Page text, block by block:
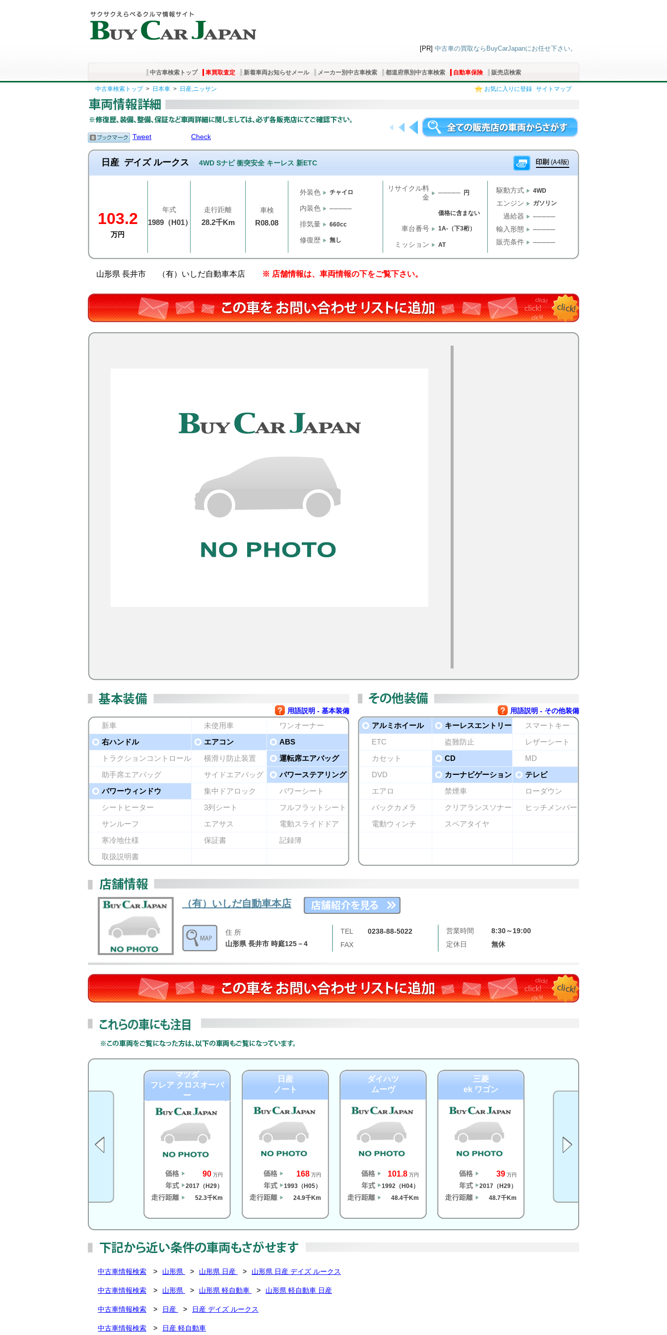
[PR] 中古車の買取ならBuyCarJapanにお任せ下さい。
中古車検索トップ 車買取査定 新着車両お知らせメール メーカー別中古車検索 都道府県別中古車検索 自動車保険 販売店検索
お気に入りに登録 サイトマップ
中古車検索トップ> 日本車 > 日産,ニッサン
Tweet Check
日産 デイズ ルークス 4WD Sナビ 衝突安全 キーレス 新ETC
103.2
万円
年式
1989（H01）
走行距離
28.2千Km
車検
R08.08
外装色 チャイロ
内装色 ─────
排気量 660cc
修復歴 無し
リサイクル料
金
───── 円
価格に含まない
車台番号 1A-（下3桁）
ミッション AT
駆動方式 4WD
エンジン ガソリン
過給器 ─────
輸入形態 ─────
販売条件 ─────
山形県 長井市 （有）いしだ自動車本店 ※ 店舗情報は、車両情報の下をご覧下さい。
用語説明 - 基本装備
新車 未使用車
ワンオーナー
右ハンドル
エアコン
ABS
トラクションコントロール
横滑り防止装置
運転席エアバッグ
助手席エアバッグ
サイドエアバッグ
パワーステアリング
パワーウィンドウ
集中ドアロック
パワーシート
シートヒーター
3列シート
フルフラットシート
サンルーフ
エアサス
電動スライドドア
寒冷地仕様
保証書
記録簿
取扱説明書
用語説明 - その他装備
アルミホイール キーレスエントリー
スマートキー
ETC
盗難防止
レザーシート
カセット
CD
MD
DVD
カーナビゲーション
テレビ
エアロ
禁煙車
ローダウン
バックカメラ
クリアランスソナー
ヒッチメンバー
電動ウィンチ
スペアタイヤ
（有）いしだ自動車本店
住 所
山形県 長井市 時庭125－4
TEL 0238-88-5022 営業時間
8:30～19:00
FAX
定休日 無休
マツダ
フレア クロスオーバ
ー
90 万円
2017（H29）
52.3千Km
日産
ノート
168 万円
1993（H05）
24.9千Km
ダイハツ
ムーヴ
101.8 万円
1992（H04）
48.4千Km
三菱
ek ワゴン
39 万円
2017（H29）
48.7千Km
中古車情報検索 > 山形県 > 山形県 日産 > 山形県 日産 デイズ ルークス
中古車情報検索 > 山形県 > 山形県 軽自動車 > 山形県 軽自動車 日産
中古車情報検索 > 日産 > 日産 デイズ ルークス
中古車情報検索 > 日産 軽自動車